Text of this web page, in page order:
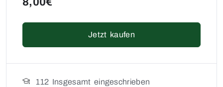
Jetzt kaufen
112 Insgesamt eingeschrieben